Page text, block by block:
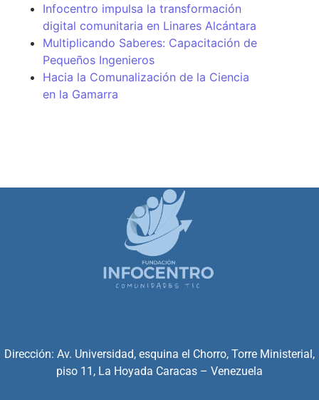
Infocentro impulsa la transformación
digital comunitaria en Linares Alcántara
Multiplicando Saberes: Capacitación de
Pequeños Ingenieros
Hacia la Comunalización de la Ciencia
en la Gamarra
Dirección: Av. Universidad, esquina el Chorro, Torre Ministerial,
piso 11, La Hoyada Caracas – Venezuela